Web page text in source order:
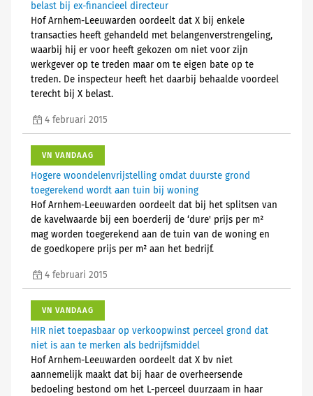
belast bij ex-financieel directeur
Hof Arnhem-Leeuwarden oordeelt dat X bij enkele
transacties heeft gehandeld met belangenverstrengeling,
waarbij hij er voor heeft gekozen om niet voor zijn
werkgever op te treden maar om te eigen bate op te
treden. De inspecteur heeft het daarbij behaalde voordeel
terecht bij X belast.
4 februari 2015
VN VANDAAG
Hogere woondelenvrijstelling omdat duurste grond
toegerekend wordt aan tuin bij woning
Hof Arnhem-Leeuwarden oordeelt dat bij het splitsen van
de kavelwaarde bij een boerderij de ‘dure' prijs per m²
mag worden toegerekend aan de tuin van de woning en
de goedkopere prijs per m² aan het bedrijf.
4 februari 2015
VN VANDAAG
HIR niet toepasbaar op verkoopwinst perceel grond dat
niet is aan te merken als bedrijfsmiddel
Hof Arnhem-Leeuwarden oordeelt dat X bv niet
aannemelijk maakt dat bij haar de overheersende
bedoeling bestond om het L-perceel duurzaam in haar